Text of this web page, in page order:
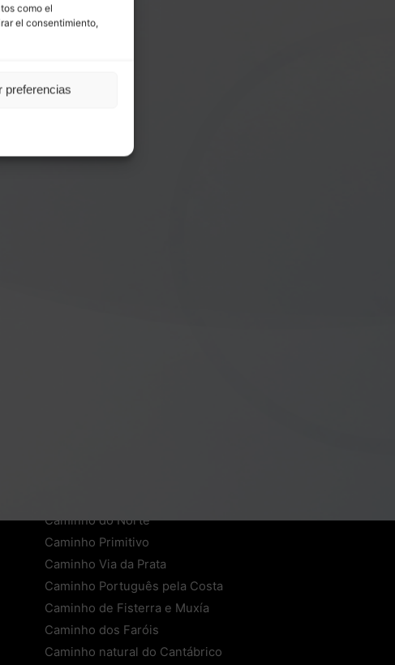
como el
el consentimiento,
preferencias
Caminho do Norte
Caminho Primitivo
Caminho Via da Prata
Caminho Português pela Costa
Caminho de Fisterra e Muxía
Caminho dos Faróis
Caminho natural do Cantábrico